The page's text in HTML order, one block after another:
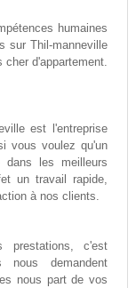
humaines
sur Thil-manneville
cher d'appartement.
est l'entreprise
vous voulez qu'un
dans les meilleurs
un travail rapide,
à nos clients.
prestations, c'est
demandent
nous part de vos